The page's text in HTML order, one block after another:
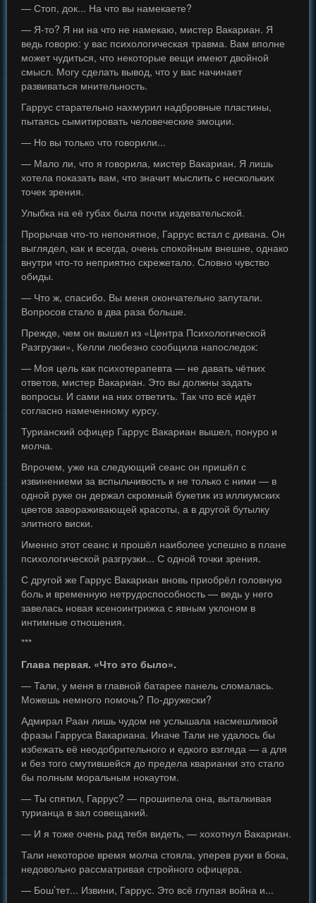
— Стоп, док... На что вы намекаете?
— Я-то? Я ни на что не намекаю, мистер Вакариан. Я
ведь говорю: у вас психологическая травма. Вам вполне
может чудиться, что некоторые вещи имеют двойной
смысл. Могу сделать вывод, что у вас начинает
развиваться мнительность.
Гаррус старательно нахмурил надбровные пластины,
пытаясь сымитировать человеческие эмоции.
— Но вы только что говорили...
— Мало ли, что я говорила, мистер Вакариан. Я лишь
хотела показать вам, что значит мыслить с нескольких
точек зрения.
Улыбка на её губах была почти издевательской.
Прорычав что-то непонятное, Гаррус встал с дивана. Он
выглядел, как и всегда, очень спокойным внешне, однако
внутри что-то неприятно скрежетало. Словно чувство
обиды.
— Что ж, спасибо. Вы меня окончательно запутали.
Вопросов стало в два раза больше.
Прежде, чем он вышел из «Центра Психологической
Разгрузки», Келли любезно сообщила напоследок:
— Моя цель как психотерапевта — не давать чётких
ответов, мистер Вакариан. Это вы должны задать
вопросы. И сами на них ответить. Так что всё идёт
согласно намеченному курсу.
Турианский офицер Гаррус Вакариан вышел, понуро и
молча.
Впрочем, уже на следующий сеанс он пришёл с
извинениеми за вспыльчивость и не только с ними — в
одной руке он держал скромный букетик из иллиумских
цветов завораживающей красоты, а в другой бутылку
элитного виски.
Именно этот сеанс и прошёл наиболее успешно в плане
психологической разгрузки... С одной точки зрения.
С другой же Гаррус Вакариан вновь приобрёл головную
боль и временную нетрудоспособность — ведь у него
завелась новая ксеноинтрижка с явным уклоном в
интимные отношения.
***
Глава первая. «Что это было».
— Тали, у меня в главной батарее панель сломалась.
Можешь немного помочь? По-дружески?
Адмирал Раан лишь чудом не услышала насмешливой
фразы Гарруса Вакариана. Иначе Тали не удалось бы
избежать её неодобрительного и едкого взгляда — а для
и без того смутившейся до предела кварианки это стало
бы полным моральным нокаутом.
— Ты спятил, Гаррус? — прошипела она, выталкивая
турианца в зал совещаний.
— И я тоже очень рад тебя видеть, — хохотнул Вакариан.
Тали некоторое время молча стояла, уперев руки в бока,
недовольно рассматривая стройного офицера.
— Бош’тет... Извини, Гаррус. Это всё глупая война и...